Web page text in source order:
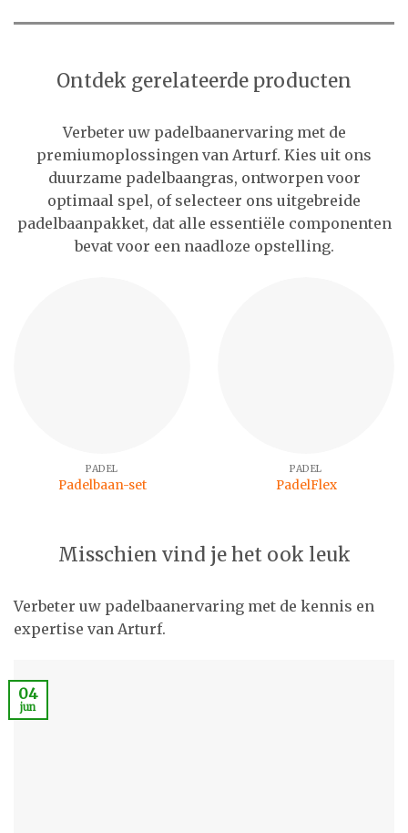
Ontdek gerelateerde producten
Verbeter uw padelbaanervaring met de
premiumoplossingen van Arturf. Kies uit ons
duurzame padelbaangras, ontworpen voor
optimaal spel, of selecteer ons uitgebreide
padelbaanpakket, dat alle essentiële componenten
bevat voor een naadloze opstelling.
PADEL
Padelbaan-set
PADEL
PadelFlex
Misschien vind je het ook leuk
Verbeter uw padelbaanervaring met de kennis en
expertise van Arturf.
04
jun